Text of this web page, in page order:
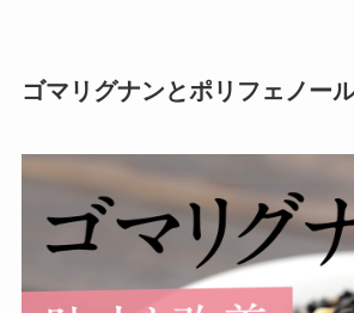
ゴマリグナンとポリフェノー